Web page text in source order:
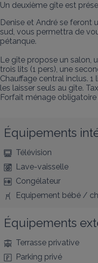
Un deuxième gîte est
Denise et André se feront
sud, vous permettra de
pétanque.
Le gîte propose un salon,
trois lits (1 pers), une
Chauffage central inclus.
les laisser seuls au gîte.
Forfait ménage
Équipements
Télévision
Lave-vaisselle
Congélateur
Equipement bébé /
Équipements
Terrasse privative
Parking privé